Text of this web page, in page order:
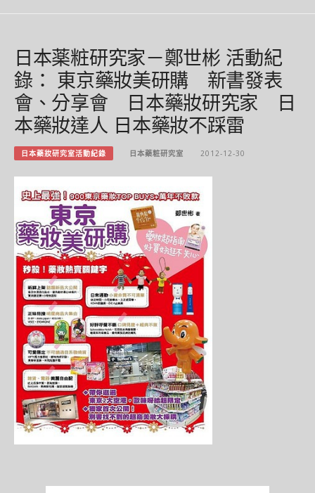
日本薬粧研究家－鄭世彬 活動紀
錄： 東京藥妝美研購 新書發表
會、分享會 日本藥妝研究家 日
本藥妝達人 日本藥妝不踩雷
日本藥妝研究室活動紀錄 日本藥粧研究室 2012-12-30